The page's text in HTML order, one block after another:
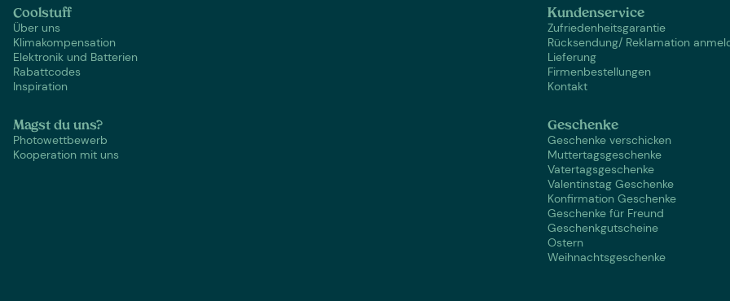
Coolstuff
Über uns
Klimakompensation
Elektronik und Batterien
Rabattcodes
Inspiration
Kundenservice
Zufriedenheitsgarantie
Rücksendung/ Reklamation
Lieferung
Firmenbestellungen
Kontakt
Magst du uns?
Photowettbewerb
Kooperation mit uns
Geschenke
Geschenke verschicken
Muttertagsgeschenke
Vatertagsgeschenke
Valentinstag Geschenke
Konfirmation Geschenke
Geschenke für Freund
Geschenkgutscheine
Ostern
Weihnachtsgeschenke